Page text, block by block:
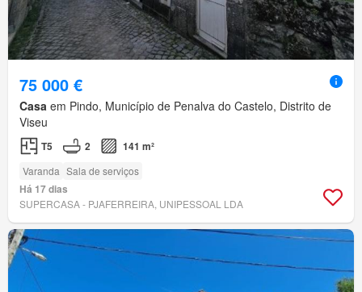
75 000 €
Casa em Pindo, Município de Penalva do Castelo, Distrito de
Viseu
T5 2 141 m²
Varanda Sala de serviços
Há 17 dias
SUPERCASA - PJAFERREIRA, UNIPESSOAL LDA